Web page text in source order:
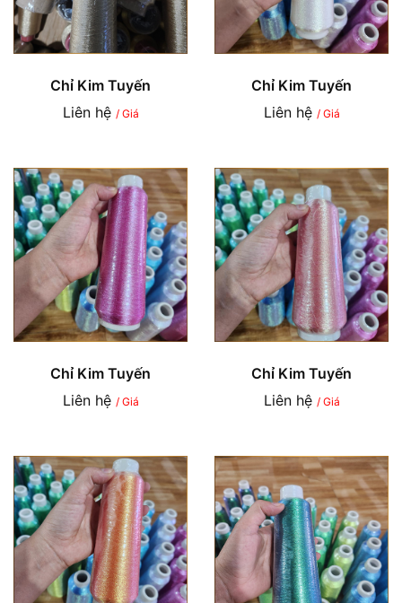
Chỉ Kim Tuyến
Liên hệ / Giá
Chỉ Kim Tuyến
Liên hệ / Giá
Chỉ Kim Tuyến
Liên hệ / Giá
Chỉ Kim Tuyến
Liên hệ / Giá